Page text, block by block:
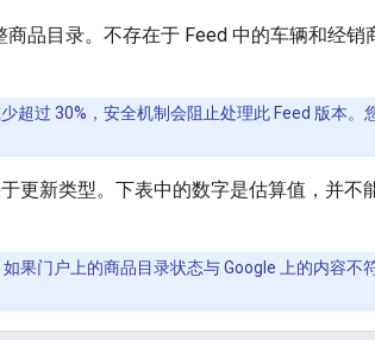
品目录。不存在于 Feed 中的车辆和经销
超过 30%，安全机制会阻止处理此 Feed 版本。
更新类型。下表中的数字是估算值，并不
果门户上的商品目录状态与 Google 上的内容不